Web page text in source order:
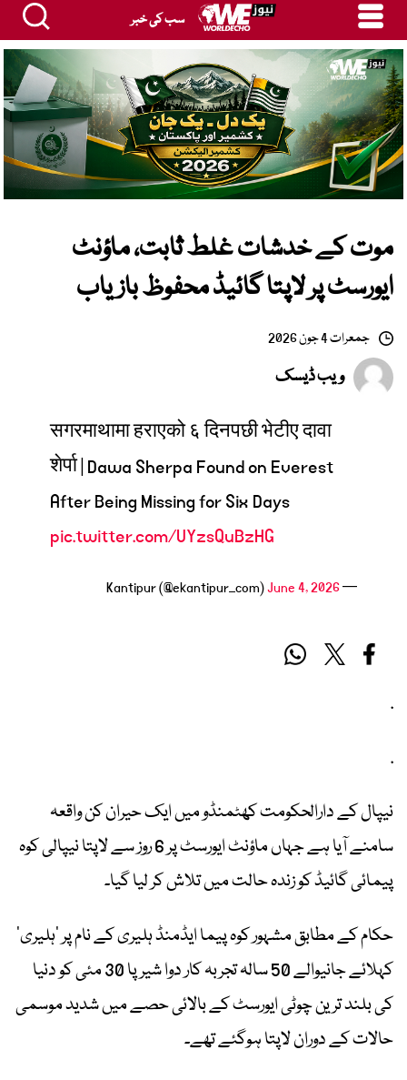
سب کی خبر
موت کے خدشات غلط ثابت، ماؤنٹ
ایورسٹ پر لاپتا گائیڈ محفوظ بازیاب
جمعرات 4 جون 2026
ویب ڈیسک
सगरमाथामा हराएको ६ दिनपछी भेटीए दावा
शेर्पा | Dawa Sherpa Found on Everest
After Being Missing for Six Days
pic.twitter.com/UYzsQuBzHG
— Kantipur (@ekantipur_com)
June 4, 2026
.
.
نیپال کے دارالحکومت کھٹمنڈو میں ایک حیران کن واقعہ
سامنے آیا ہے جہاں ماؤنٹ ایورسٹ پر 6 روز سے لاپتا نیپالی کوہ
پیمائی گائیڈ کو زندہ حالت میں تلاش کر لیا گیا۔
حکام کے مطابق مشہور کوہ پیما ایڈمنڈ ہلیری کے نام پر ’ہلیری‘
کہلائے جانیوالے 50 سالہ تجربہ کار دوا شیرپا 30 مئی کو دنیا
کی بلند ترین چوٹی ایورسٹ کے بالائی حصے میں شدید موسمی
حالات کے دوران لاپتا ہوگئے تھے۔